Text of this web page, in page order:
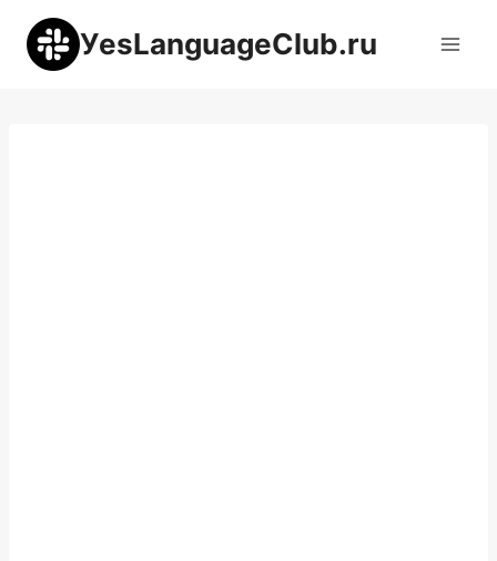
Перейти
содержимому
УesLanguageClub.ru